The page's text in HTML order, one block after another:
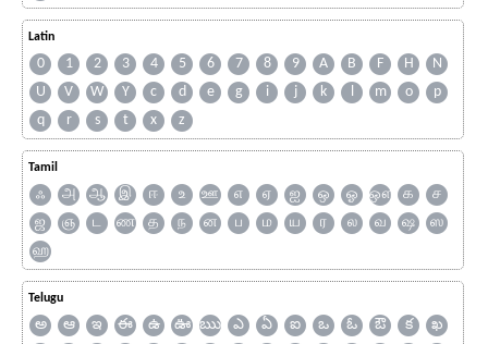
Latin
0 1 2 3 4 5 6 7 8 9 A B F H
N
U
V W Y c d e g i j k l m o
p
q
r s t x z
Tamil
ஃ அ ஆ இ ஈ உ ஊ எ ஏ ஐ ஒ ஓ ஔ க
ச
ஜ
ஞ ட ண த ந ன ப ம ய ர ல வ ஷ
ஸ
ஹ
Telugu
అ ఆ ఇ ఈ ఉ ఊ ఋ ఎ ఏ ఐ ఒ ఓ ఔ క
ఖ